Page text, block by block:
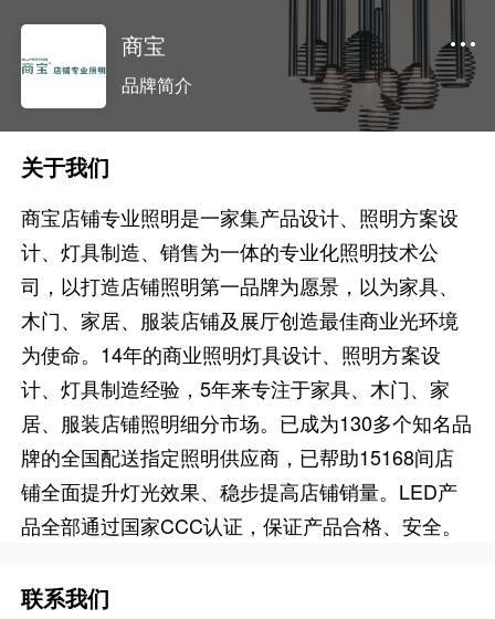
商宝
品牌简介
关于我们
商宝店铺专业照明是一家集产品设计、照明方案设
计、灯具制造、销售为一体的专业化照明技术公
司，以打造店铺照明第一品牌为愿景，以为家具、
木门、家居、服装店铺及展厅创造最佳商业光环境
为使命。14年的商业照明灯具设计、照明方案设
计、灯具制造经验，5年来专注于家具、木门、家
居、服装店铺照明细分市场。已成为130多个知名品
牌的全国配送指定照明供应商，已帮助15168间店
铺全面提升灯光效果、稳步提高店铺销量。LED产
品全部通过国家CCC认证，保证产品合格、安全。
联系我们